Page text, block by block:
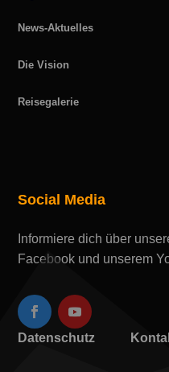
News-Aktuelles
Die Vision
Reisegalerie
Social Media
Informiere dich über
Facebook und unserem
Datenschutz